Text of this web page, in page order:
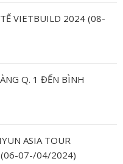
VIETBUILD 2024 (08-
Q. 1 ĐẾN BÌNH
ASIA TOUR
(06-07-/04/2024)